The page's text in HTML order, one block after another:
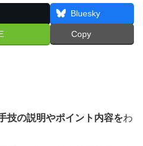
Bluesky
Copy
技の説明やポイント内容をわ